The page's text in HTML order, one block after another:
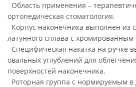
Область применения –
ортопедическая стоматология.
Корпус наконечника выполнен из
латунного сплава с
Специфическая накатка на ручке
овальных углублений для
поверхностей наконечника.
Роторная группа с нормируемым